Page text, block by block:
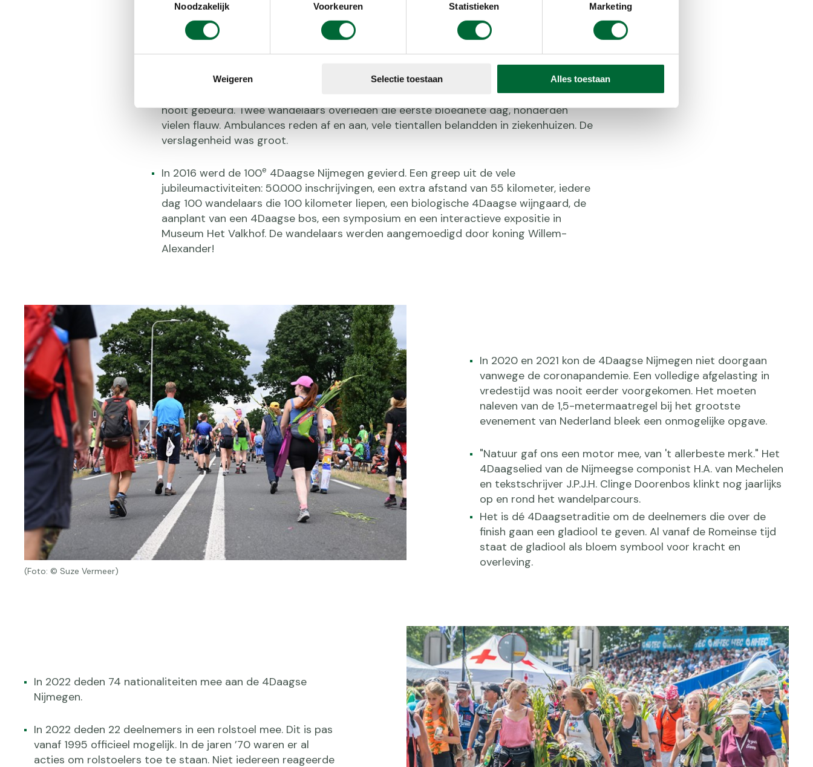
Noodzakelijk
Voorkeuren Statistieken Marketing
Weigeren Selectie toestaan Alles toestaan
2005 was een recordjaar. Er moet voor het eerst geloot worden om aan de 4Daagse
2006 was een rampjaar. Na dag één werd de 90ste 4Daagse afgelast. Dat was nog
nooit gebeurd. Twee wandelaars overleden die eerste bloedhete dag, honderden
vielen flauw. Ambulances reden af en aan, vele tientallen belandden in ziekenhuizen. De
verslagenheid was groot.
In 2016 werd de 100e 4Daagse Nijmegen gevierd. Een greep uit de vele
jubileumactiviteiten: 50.000 inschrijvingen, een extra afstand van 55 kilometer, iedere
dag 100 wandelaars die 100 kilometer liepen, een biologische 4Daagse wijngaard, de
aanplant van een 4Daagse bos, een symposium en een interactieve expositie in
Museum Het Valkhof. De wandelaars werden aangemoedigd door koning Willem-
Alexander!
(Foto: © Suze Vermeer)
In 2020 en 2021 kon de 4Daagse Nijmegen niet doorgaan
vanwege de coronapandemie. Een volledige afgelasting in
vredestijd was nooit eerder voorgekomen. Het moeten
naleven van de 1,5-metermaatregel bij het grootste
evenement van Nederland bleek een onmogelijke opgave.
"Natuur gaf ons een motor mee, van 't allerbeste merk." Het
4Daagselied van de Nijmeegse componist H.A. van Mechelen
en tekstschrijver J.P.J.H. Clinge Doorenbos klinkt nog jaarlijks
op en rond het wandelparcours.
Het is dé 4Daagsetraditie om de deelnemers die over de
finish gaan een gladiool te geven. Al vanaf de Romeinse tijd
staat de gladiool als bloem symbool voor kracht en
overleving.
In 2022 deden 74 nationaliteiten mee aan de 4Daagse
Nijmegen.
In 2022 deden 22 deelnemers in een rolstoel mee. Dit is pas
vanaf 1995 officieel mogelijk. In de jaren ’70 waren er al
acties om rolstoelers toe te staan. Niet iedereen reageerde